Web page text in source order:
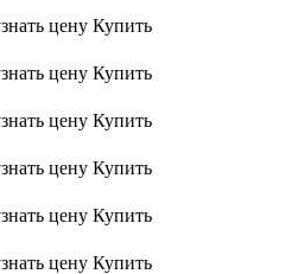
цену Купить
цену Купить
цену Купить
цену Купить
цену Купить
цену Купить